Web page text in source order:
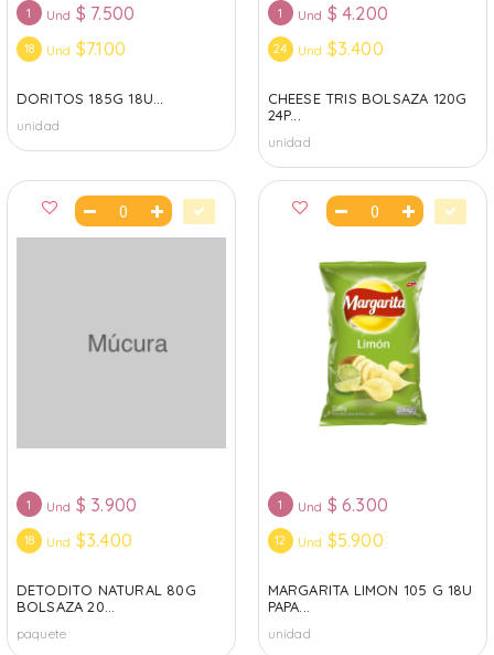
1 Und $ 7.500
18 Und $7.100
DORITOS 185G 18U...
unidad
1 Und $ 4.200
24 Und $3.400
CHEESE TRIS BOLSAZA 120G
24P...
unidad
1 Und $ 3.900
18 Und $3.400
DETODITO NATURAL 80G
BOLSAZA 20...
paquete
1 Und $ 6.300
12 Und $5.900
MARGARITA LIMON 105 G 18U
PAPA...
unidad